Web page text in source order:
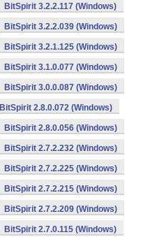
BitSpirit 3.2.2.117 (Windows)
BitSpirit 3.2.2.039 (Windows)
BitSpirit 3.2.1.125 (Windows)
BitSpirit 3.1.0.077 (Windows)
BitSpirit 3.0.0.087 (Windows)
BitSpirit 2.8.0.072 (Windows)
BitSpirit 2.8.0.056 (Windows)
BitSpirit 2.7.2.232 (Windows)
BitSpirit 2.7.2.225 (Windows)
BitSpirit 2.7.2.215 (Windows)
BitSpirit 2.7.2.209 (Windows)
BitSpirit 2.7.0.115 (Windows)